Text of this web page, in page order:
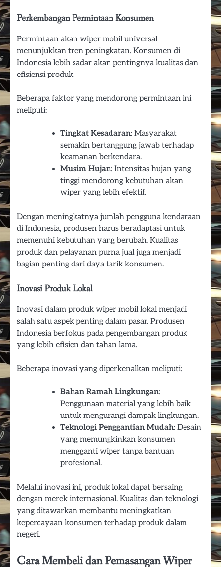
Perkembangan Permintaan Konsumen
Permintaan akan wiper mobil universal
menunjukkan tren peningkatan. Konsumen di
Indonesia lebih sadar akan pentingnya kualitas dan
efisiensi produk.
Beberapa faktor yang mendorong permintaan ini
meliputi:
Tingkat Kesadaran: Masyarakat
semakin bertanggung jawab terhadap
keamanan berkendara.
Musim Hujan: Intensitas hujan yang
tinggi mendorong kebutuhan akan
wiper yang lebih efektif.
Dengan meningkatnya jumlah pengguna kendaraan
di Indonesia, produsen harus beradaptasi untuk
memenuhi kebutuhan yang berubah. Kualitas
produk dan pelayanan purna jual juga menjadi
bagian penting dari daya tarik konsumen.
Inovasi Produk Lokal
Inovasi dalam produk wiper mobil lokal menjadi
salah satu aspek penting dalam pasar. Produsen
Indonesia berfokus pada pengembangan produk
yang lebih efisien dan tahan lama.
Beberapa inovasi yang diperkenalkan meliputi:
Bahan Ramah Lingkungan:
Penggunaan material yang lebih baik
untuk mengurangi dampak lingkungan.
Teknologi Penggantian Mudah: Desain
yang memungkinkan konsumen
mengganti wiper tanpa bantuan
profesional.
Melalui inovasi ini, produk lokal dapat bersaing
dengan merek internasional. Kualitas dan teknologi
yang ditawarkan membantu meningkatkan
kepercayaan konsumen terhadap produk dalam
negeri.
Cara Membeli dan Pemasangan Wiper